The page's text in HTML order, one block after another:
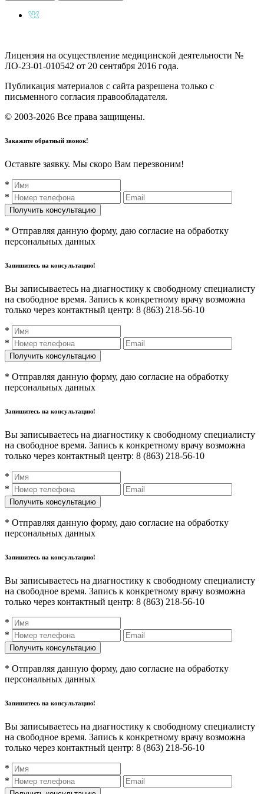
Лицензия на осуществление медицинской деятельности №
ЛО-23-01-010542 от 20 сентября 2016 года.
Публикация материалов с сайта разрешена только с
письменного согласия правообладателя.
© 2003-2026 Все права защищены.
Закажите обратный звонок!
Оставьте заявку. Мы скоро Вам перезвоним!
*
*
* Отправляя данную форму, даю согласие на обработку
персональных данных
Запишитесь на консультацию!
Вы записываетесь на диагностику к свободному специалисту
на свободное время. Запись к конкретному врачу возможна
только через контактный центр: 8 (863) 218-56-10
*
*
* Отправляя данную форму, даю согласие на обработку
персональных данных
Запишитесь на консультацию!
Вы записываетесь на диагностику к свободному специалисту
на свободное время. Запись к конкретному врачу возможна
только через контактный центр: 8 (863) 218-56-10
*
*
* Отправляя данную форму, даю согласие на обработку
персональных данных
Запишитесь на консультацию!
Вы записываетесь на диагностику к свободному специалисту
на свободное время. Запись к конкретному врачу возможна
только через контактный центр: 8 (863) 218-56-10
*
*
* Отправляя данную форму, даю согласие на обработку
персональных данных
Запишитесь на консультацию!
Вы записываетесь на диагностику к свободному специалисту
на свободное время. Запись к конкретному врачу возможна
только через контактный центр: 8 (863) 218-56-10
*
*